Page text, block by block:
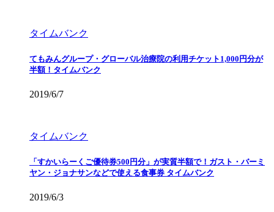
タイムバンク
てもみんグループ・グローバル治療院の利用チケット1,000円分が
半額！タイムバンク
2019/6/7
タイムバンク
「すかいらーくご優待券500円分」が実質半額で！ガスト・バーミ
ヤン・ジョナサンなどで使える食事券 タイムバンク
2019/6/3